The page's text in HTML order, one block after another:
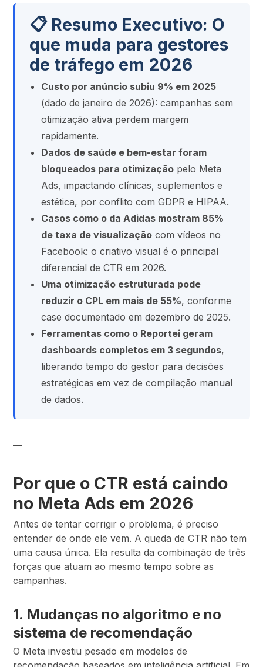
📋 Resumo Executivo: O
que muda para gestores
de tráfego em 2026
Custo por anúncio subiu 9% em 2025
(dado de janeiro de 2026): campanhas sem
otimização ativa perdem margem
rapidamente.
Dados de saúde e bem-estar foram
bloqueados para otimização pelo Meta
Ads, impactando clínicas, suplementos e
estética, por conflito com GDPR e HIPAA.
Casos como o da Adidas mostram 85%
de taxa de visualização com vídeos no
Facebook: o criativo visual é o principal
diferencial de CTR em 2026.
Uma otimização estruturada pode
reduzir o CPL em mais de 55%, conforme
case documentado em dezembro de 2025.
Ferramentas como o Reportei geram
dashboards completos em 3 segundos,
liberando tempo do gestor para decisões
estratégicas em vez de compilação manual
de dados.
—
Por que o CTR está caindo
no Meta Ads em 2026
Antes de tentar corrigir o problema, é preciso
entender de onde ele vem. A queda de CTR não tem
uma causa única. Ela resulta da combinação de três
forças que atuam ao mesmo tempo sobre as
campanhas.
1. Mudanças no algoritmo e no
sistema de recomendação
O Meta investiu pesado em modelos de